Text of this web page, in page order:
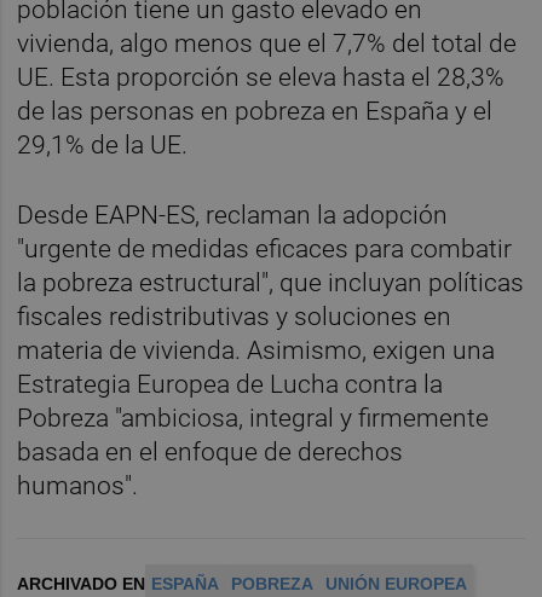
población tiene un gasto elevado en
vivienda, algo menos que el 7,7% del total de
UE. Esta proporción se eleva hasta el 28,3%
de las personas en pobreza en España y el
29,1% de la UE.
Desde EAPN-ES, reclaman la adopción
"urgente de medidas eficaces para combatir
la pobreza estructural", que incluyan políticas
fiscales redistributivas y soluciones en
materia de vivienda. Asimismo, exigen una
Estrategia Europea de Lucha contra la
Pobreza "ambiciosa, integral y firmemente
basada en el enfoque de derechos
humanos".
ARCHIVADO EN ESPAÑA POBREZA UNIÓN EUROPEA